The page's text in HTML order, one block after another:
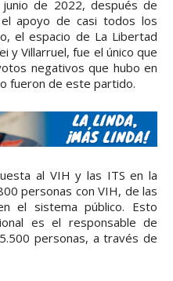
de 2022, después de
apoyo de casi todos los
el espacio de La Libertad
y Villarruel, fue el único que
negativos que hubo en
fueron de este partido.
al VIH y las ITS en la
personas con VIH, de las
el sistema público. Esto
es el responsable de
personas, a través de